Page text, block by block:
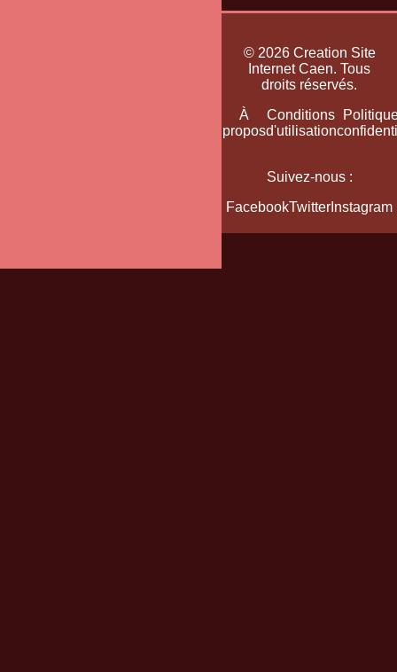
© 2026 Creation Site
Internet Caen. Tous
droits réservés.
À
propos
Conditions
d'utilisation
Suivez-nous :
FacebookTwitter Instagram